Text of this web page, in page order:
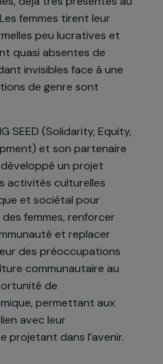
et à la formation est limité.
renforcent la
et la radicalisation des
enjeu de développement
locale. Les inégalités
déjà très présentes au
Les femmes tirent leur
peu lucratives et
quasi absentes de
invisibles face à une
de genre sont
SEED (Solidarity, Equity,
et son partenaire
développé un projet
activités culturelles
et sociétal pour
des femmes, renforcer